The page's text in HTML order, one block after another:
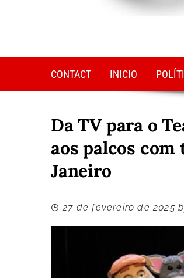
CONTACT INICIO
Da TV para o
aos palcos com
Janeiro
27 de fevereiro de 2025